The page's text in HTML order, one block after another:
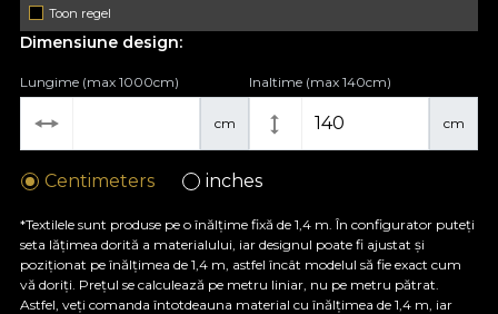
Toon regel
Dimensiune design:
cm
Lungime (max 1000cm)
cm
Inaltime (max 140cm)
Centimeters inches
*Textilele sunt produse pe o înălțime fixă de 1,4 m. În configurator puteți
seta lățimea dorită a materialului, iar designul poate fi ajustat și
poziționat pe înălțimea de 1,4 m, astfel încât modelul să fie exact cum
vă doriți. Prețul se calculează pe metru liniar, nu pe metru pătrat.
Astfel, veți comanda întotdeauna material cu înălțimea de 1,4 m, iar